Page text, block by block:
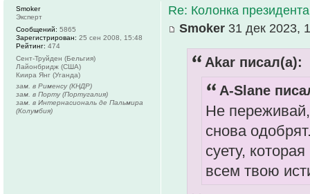
Re: Колонка президента
Smoker 31 дек 2023,
Akar писал(а):
A-Slane
Не
снова
суету,
всем твою
Smoker
Эксперт
Сообщений: 5865
Зарегистрирован: 25 сен 2008, 15:48
Рейтинг: 474
Сент-Труйден (Бельгия)
Лайонбридж (США)
Киира Янг (Уганда)
зам. в Рименсу (КНДР)
зам. в Порту (Португалия)
зам. в Интернасиональ де Пальмира
(Колумбия)